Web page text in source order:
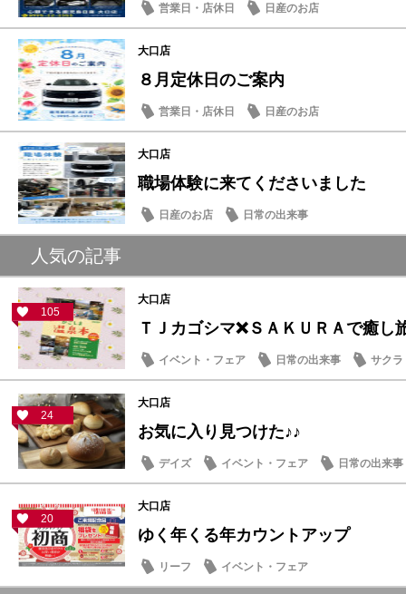
営業日・店休日 日産のお店
大口店
８月定休日のご案内
営業日・店休日 日産のお店
大口店
職場体験に来てくださいました
日産のお店 日常の出来事
人気の記事
105
大口店
ＴＪカゴシマ❌ＳＡＫＵＲＡで癒し
イベント・フェア 日常の出来事 サクラ
24
大口店
お気に入り見つけた♪♪
デイズ イベント・フェア 日常の出来事
20
大口店
ゆく年くる年カウントアップ
リーフ イベント・フェア